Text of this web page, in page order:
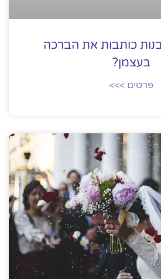
כותבות את הברכה
בעצמן?
פרטים >>>